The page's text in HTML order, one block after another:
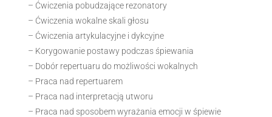
– Ćwiczenia pobudzające rezonatory
– Ćwiczenia wokalne skali głosu
– Ćwiczenia artykulacyjne i dykcyjne
– Korygowanie postawy podczas śpiewania
– Dobór repertuaru do możliwości wokalnych
– Praca nad repertuarem
– Praca nad interpretacją utworu
– Praca nad sposobem wyrażania emocji w śpiewie